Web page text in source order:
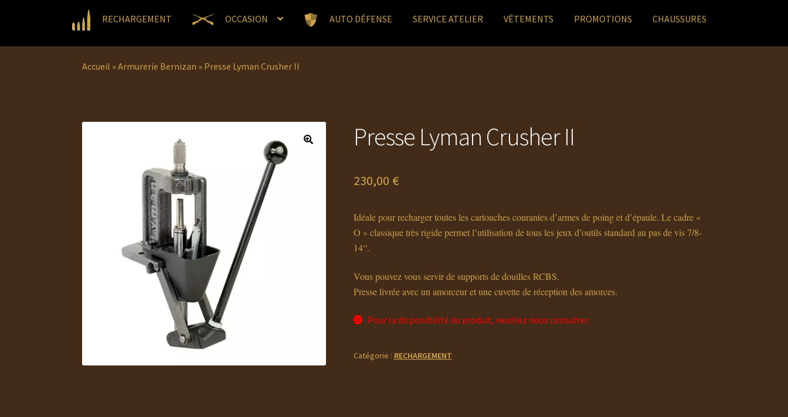
RECHARGEMENT OCCASION AUTO DÉFENSE SERVICE ATELIER VÊTEMENTS PROMOTIONS CHAUSSURES
Accueil »Armurerie Bernizan » Presse Lyman Crusher II
Presse Lyman Crusher II
230,00 €
Idéale pour recharger toutes les cartouches courantes d’armes de poing et d’épaule. Le cadre «
O » classique très rigide permet l’utilisation de tous les jeux d’outils standard au pas de vis 7/8-
14“.
Vous pouvez vous servir de supports de douilles RCBS.
Presse livrée avec un amorceur et une cuvette de réception des amorces.
Pour la disponibilité du produit, veuillez nous consulter.
Catégorie : RECHARGEMENT